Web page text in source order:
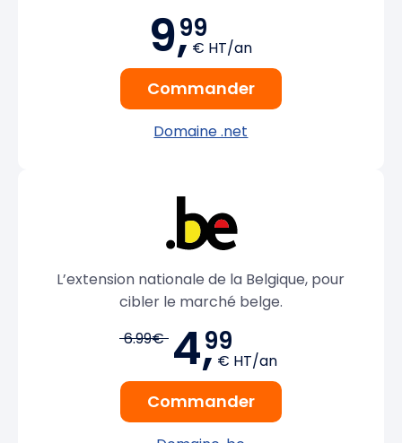
9,99
€ HT/an
Commander
Domaine .net
L’extension nationale de la Belgique, pour
cibler le marché belge.
6.99€ 4,99
€ HT/an
Commander